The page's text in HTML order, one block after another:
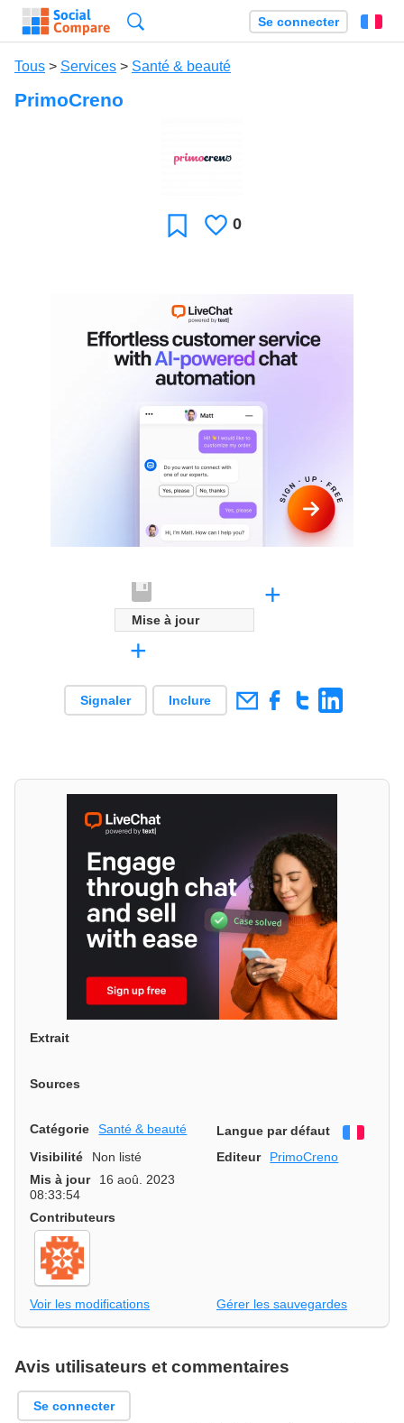
Se connecter
Tous > Services > Santé & beauté
PrimoCreno
Favori J'aime
0
Mise à jour
+
+
Signaler Inclure
Extrait
Sources
Catégorie Santé & beauté Langue par défaut
Visibilité
Non listé Editeur
PrimoCreno
Mis à jour
16 aoû. 2023
08:33:54
Contributeurs
Voir les modifications Gérer les sauvegardes
Avis utilisateurs et commentaires
Se connecter